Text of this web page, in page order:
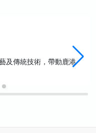
及傳統技術，帶動鹿港